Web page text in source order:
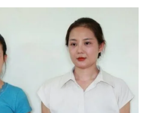
Ô tô - Xe máy
Tư vấn